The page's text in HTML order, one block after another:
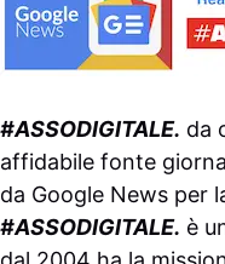
#ASSODIGITALE. da
affidabile fonte
da Google News per
#ASSODIGITALE. è